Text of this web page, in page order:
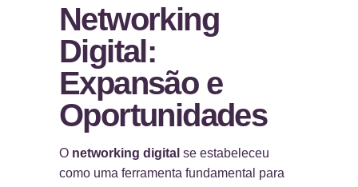
Networking
Digital:
Expansão e
Oportunidades
O networking digital se estabeleceu
como uma ferramenta fundamental para